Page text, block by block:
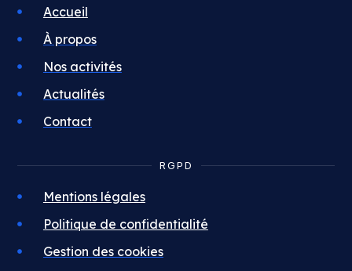
Accueil
À propos
Nos activités
Actualités
Contact
RGPD
Mentions légales
Politique de confidentialité
Gestion des cookies